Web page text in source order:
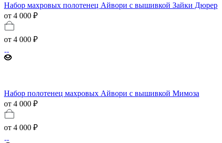
Набор махровых полотенец Айвори с вышивкой Зайки Дюрер
от 4 000 ₽
от 4 000 ₽
Набор полотенец махровых Айвори с вышивкой Мимоза
от 4 000 ₽
от 4 000 ₽